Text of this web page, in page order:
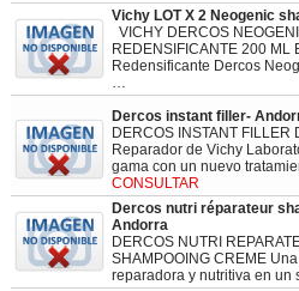
Vichy LOT X 2 Neogenic
VICHY DERCOS
REDENSIFICANTE 200 ML
Redensificante Dercos
…
Dercos instant filler-
DERCOS INSTANT FILLER
Reparador de Vichy
gama con un nuevo
CONSULTAR
Dercos nutri réparateur
Andorra
DERCOS NUTRI
SHAMPOOING CREME
reparadora y nutritiva en